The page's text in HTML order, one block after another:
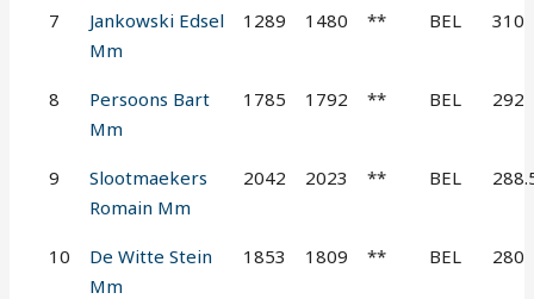
7
Jankowski Edsel
Mm
1289 1480 ** BEL 310
8
Persoons Bart
Mm
1785 1792 ** BEL 292
9
Slootmaekers
Romain Mm
2042 2023 ** BEL
10
De Witte Stein
Mm
1853 1809 ** BEL 280